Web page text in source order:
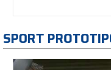
SPORT